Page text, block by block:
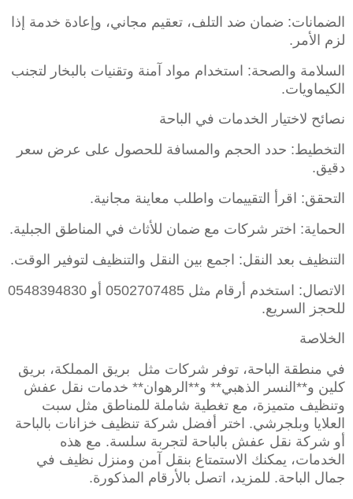
الضمانات: ضمان ضد التلف، تعقيم مجاني، وإعادة خدمة إذا
لزم الأمر.
السلامة والصحة: استخدام مواد آمنة وتقنيات بالبخار لتجنب
الكيماويات.
نصائح لاختيار الخدمات في الباحة
التخطيط: حدد الحجم والمسافة للحصول على عرض سعر
دقيق.
التحقق: اقرأ التقييمات واطلب معاينة مجانية.
الحماية: اختر شركات مع ضمان للأثاث في المناطق الجبلية.
التنظيف بعد النقل: اجمع بين النقل والتنظيف لتوفير الوقت.
الاتصال: استخدم أرقام مثل 0502707485 أو 0548394830
للحجز السريع.
الخلاصة
في منطقة الباحة، توفر شركات مثل بريق المملكة، بريق
كلين و**النسر الذهبي** و**الرهوان** خدمات نقل عفش
وتنظيف متميزة، مع تغطية شاملة للمناطق مثل سبت
العلايا وبلجرشي. اختر أفضل شركة تنظيف خزانات بالباحة
أو شركة نقل عفش بالباحة لتجربة سلسة. مع هذه
الخدمات، يمكنك الاستمتاع بنقل آمن ومنزل نظيف في
جمال الباحة. للمزيد، اتصل بالأرقام المذكورة.